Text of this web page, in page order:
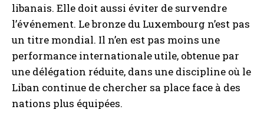
libanais. Elle doit aussi éviter de survendre
l’événement. Le bronze du Luxembourg n’est pas
un titre mondial. Il n’en est pas moins une
performance internationale utile, obtenue par
une délégation réduite, dans une discipline où le
Liban continue de chercher sa place face à des
nations plus équipées.